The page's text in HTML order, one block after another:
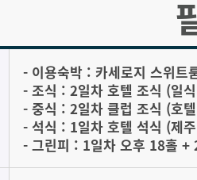
- 이용숙박 : 카세로지 스위트
- 조식 : 2일차 호텔 조식 (일
- 중식 : 2일차 클럽 조식 (호
- 석식 : 1일차 호텔 석식 (제
- 그린피 : 1일차 오후 18홀 +